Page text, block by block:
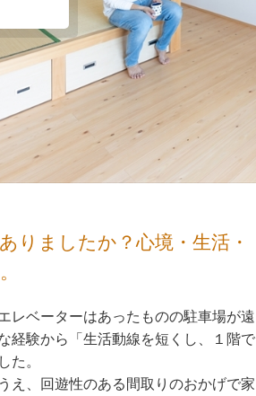
りましたか？心境・生活・
レベーターはあったものの駐車場が遠
経験から「生活動線を短くし、１階で
た。
え、回遊性のある間取りのおかげで家